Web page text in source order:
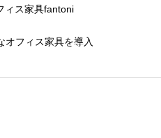
ィス家具fantoni
オフィス家具を導入